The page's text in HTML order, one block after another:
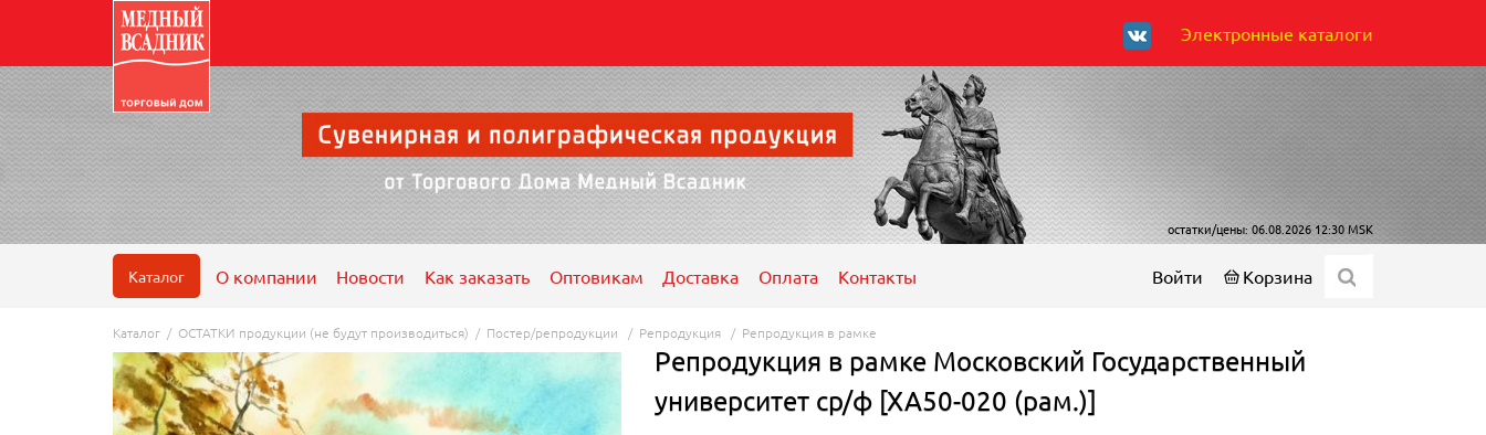
Электронные каталоги
остатки/цены: 06.08.2026 12:30 MSK
Войти Корзина
Каталог О компании Новости Как заказать Оптовикам Доставка Оплата Контакты
Каталог / ОСТАТКИ продукции (не будут производиться) / Постер/репродукции / Репродукция / Репродукция в рамке
Репродукция в рамке Московский Государственный
университет ср/ф [ХА50-020 (рам.)]